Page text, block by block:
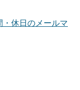
・休日のメールマ